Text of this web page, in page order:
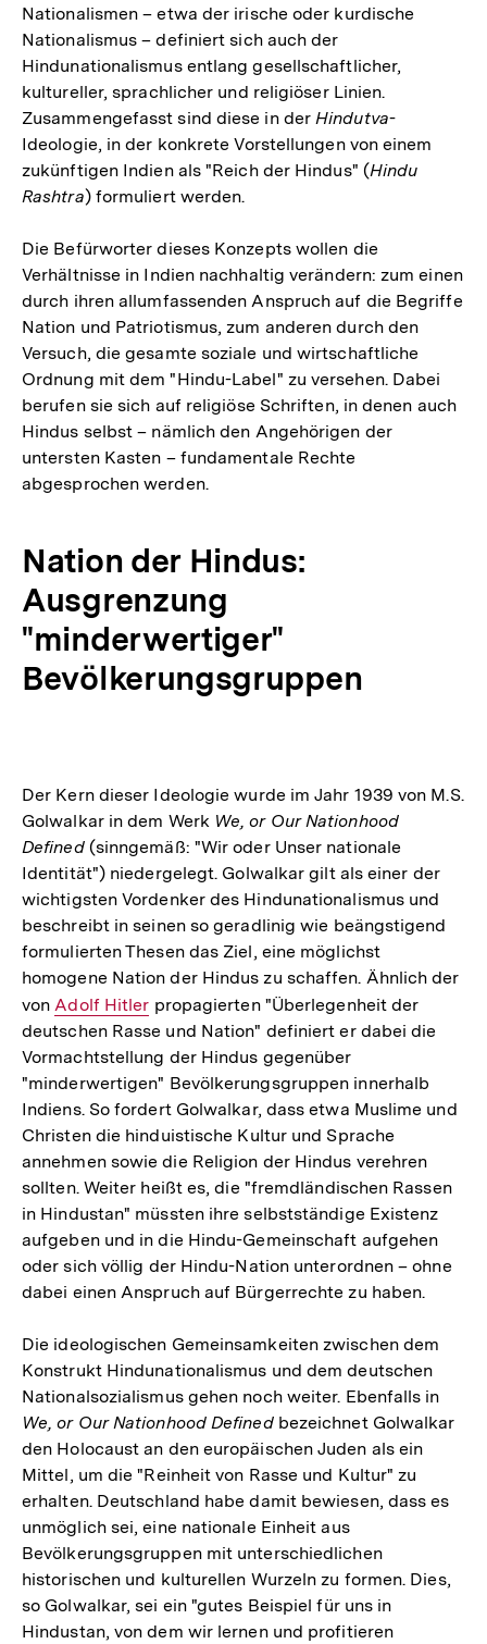
Nationalismen – etwa der irische oder kurdische
Nationalismus – definiert sich auch der
Hindunationalismus entlang gesellschaftlicher,
kultureller, sprachlicher und religiöser Linien.
Zusammengefasst sind diese in derHindutva-
Ideologie, in der konkrete Vorstellungen von einem
zukünftigen Indien als "Reich der Hindus" (Hindu
Rashtra) formuliert werden.
Die Befürworter dieses Konzepts wollen die
Verhältnisse in Indien nachhaltig verändern: zum einen
durch ihren allumfassenden Anspruch auf die Begriffe
Nation und Patriotismus, zum anderen durch den
Versuch, die gesamte soziale und wirtschaftliche
Ordnung mit dem "Hindu-Label" zu versehen. Dabei
berufen sie sich auf religiöse Schriften, in denen auch
Hindus selbst – nämlich den Angehörigen der
untersten Kasten – fundamentale Rechte
abgesprochen werden.
Nation der Hindus:
Ausgrenzung
"minderwertiger"
Bevölkerungsgruppen
Der Kern dieser Ideologie wurde im Jahr 1939 von M.S.
Golwalkar in dem Werk We, or Our Nationhood
Defined(sinngemäß: "Wir oder Unser nationale
Identität") niedergelegt. Golwalkar gilt als einer der
wichtigsten Vordenker des Hindunationalismus und
beschreibt in seinen so geradlinig wie beängstigend
formulierten Thesen das Ziel, eine möglichst
homogene Nation der Hindus zu schaffen. Ähnlich der
vonInterner
Link:
Adolf Hitler propagierten "Überlegenheit der
deutschen Rasse und Nation" definiert er dabei die
Vormachtstellung der Hindus gegenüber
"minderwertigen" Bevölkerungsgruppen innerhalb
Indiens. So fordert Golwalkar, dass etwa Muslime und
Christen die hinduistische Kultur und Sprache
annehmen sowie die Religion der Hindus verehren
sollten. Weiter heißt es, die "fremdländischen Rassen
in Hindustan" müssten ihre selbstständige Existenz
aufgeben und in die Hindu-Gemeinschaft aufgehen
oder sich völlig der Hindu-Nation unterordnen – ohne
dabei einen Anspruch auf Bürgerrechte zu haben.
Die ideologischen Gemeinsamkeiten zwischen dem
Konstrukt Hindunationalismus und dem deutschen
Nationalsozialismus gehen noch weiter. Ebenfalls in
We, or Our Nationhood Definedbezeichnet Golwalkar
den Holocaust an den europäischen Juden als ein
Mittel, um die "Reinheit von Rasse und Kultur" zu
erhalten. Deutschland habe damit bewiesen, dass es
unmöglich sei, eine nationale Einheit aus
Bevölkerungsgruppen mit unterschiedlichen
historischen und kulturellen Wurzeln zu formen. Dies,
so Golwalkar, sei ein "gutes Beispiel für uns in
Hindustan, von dem wir lernen und profitieren